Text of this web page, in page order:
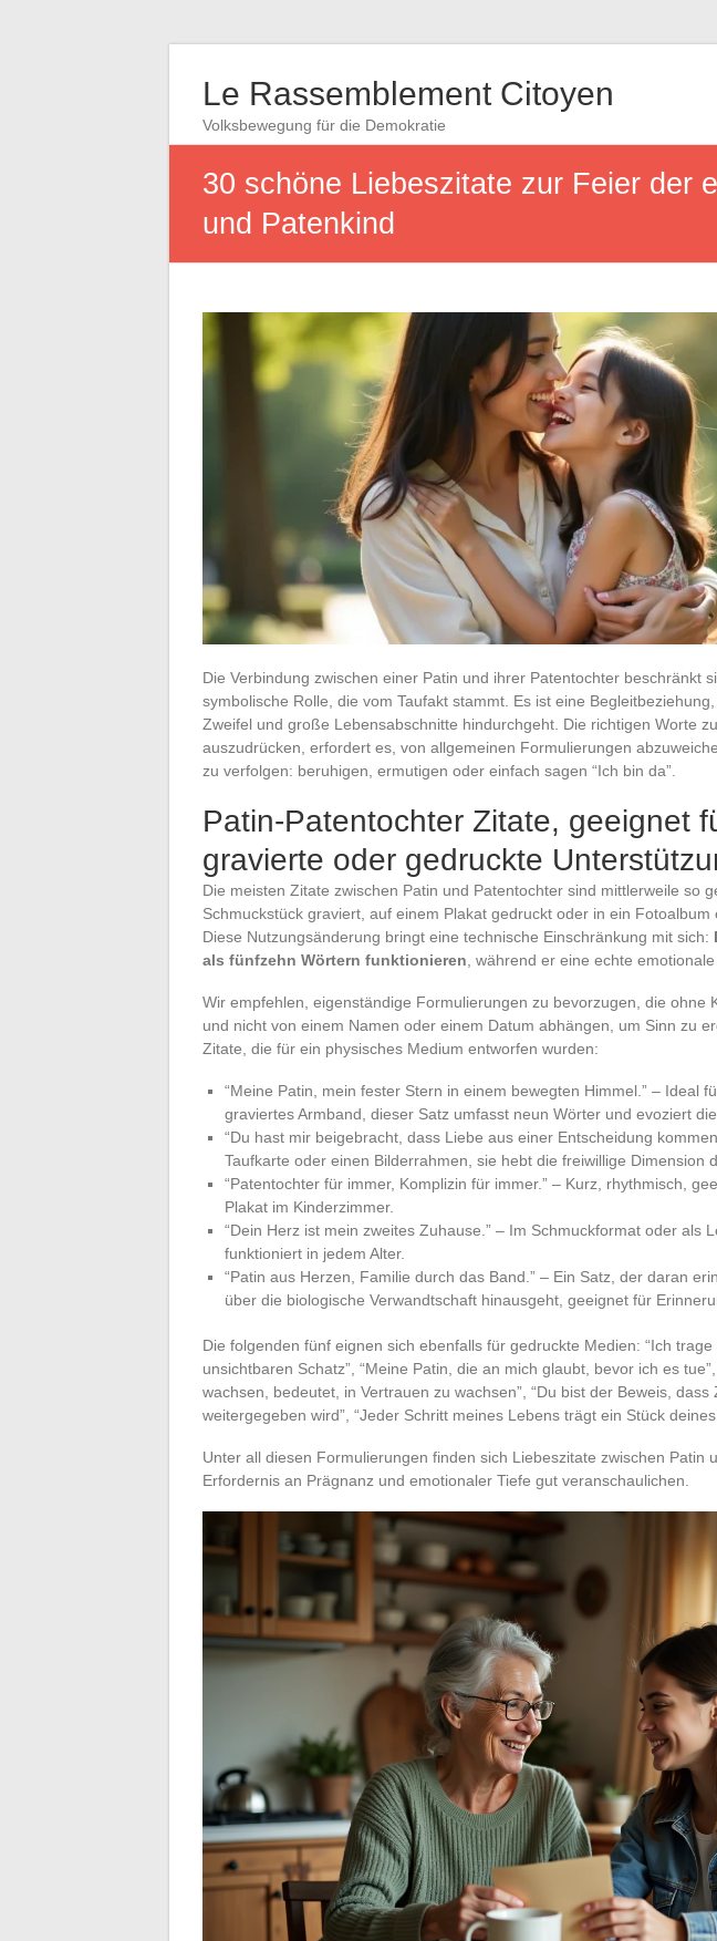
Le Rassemblement Citoyen
Volksbewegung für die Demokratie
30 schöne Liebeszitate zur Feier der
und Patenkind
Die Verbindung zwischen einer Patin und ihrer Patentochter beschränkt
symbolische Rolle, die vom Taufakt stammt. Es ist eine
Zweifel und große Lebensabschnitte hindurchgeht. Die richtigen Worte
auszudrücken, erfordert es, von allgemeinen Formulierungen
zu verfolgen: beruhigen, ermutigen oder einfach sagen “Ich bin da”.
Patin-Patentochter Zitate, geeignet
gravierte oder gedruckte
Die meisten Zitate zwischen Patin und Patentochter sind mittlerweile so
Schmuckstück graviert, auf einem Plakat gedruckt oder in ein Fotoalbum
Diese Nutzungsänderung bringt eine technische Einschränkung mit sich:
als fünfzehn Wörtern funktionieren , während er eine echte
Wir empfehlen, eigenständige Formulierungen zu bevorzugen, die ohne
und nicht von einem Namen oder einem Datum abhängen, um Sinn zu
Zitate, die für ein physisches Medium entworfen wurden:
“Meine Patin, mein fester Stern in einem bewegten Himmel.” – Ideal
graviertes Armband, dieser Satz umfasst neun Wörter und evoziert
“Du hast mir beigebracht, dass Liebe aus einer Entscheidung
Taufkarte oder einen Bilderrahmen, sie hebt die freiwillige Dimension
“Patentochter für immer, Komplizin für immer.” – Kurz, rhythmisch,
Plakat im Kinderzimmer.
“Dein Herz ist mein zweites Zuhause.” – Im Schmuckformat oder als
funktioniert in jedem Alter.
“Patin aus Herzen, Familie durch das Band.” – Ein Satz, der daran
über die biologische Verwandtschaft hinausgeht, geeignet für
Die folgenden fünf eignen sich ebenfalls für gedruckte Medien: “Ich
unsichtbaren Schatz”, “Meine Patin, die an mich glaubt, bevor ich es
wachsen, bedeutet, in Vertrauen zu wachsen”, “Du bist der Beweis, dass
weitergegeben wird”, “Jeder Schritt meines Lebens trägt ein Stück deines
Unter all diesen Formulierungen finden sich Liebeszitate zwischen Patin
Erfordernis an Prägnanz und emotionaler Tiefe gut veranschaulichen.